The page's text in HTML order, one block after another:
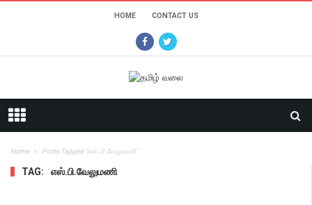
HOME CONTACT US
Home Posts Tagged "எஸ்.பி.வேலுமணி"
TAG: எஸ்.பி.வேலுமணி